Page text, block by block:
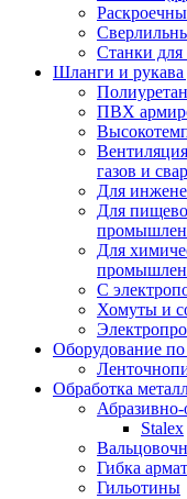
Станки для
Шланги и
ПВХ
газов и
Для
Для
Для
С
Хомуты и
Оборудование
Обработка
Stalex
Гибка
Гильотины